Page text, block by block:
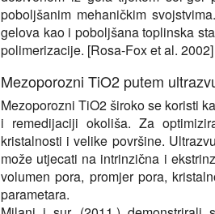
poboljšanim mehaničkim
gelova kao i poboljšana toplinska
polimerizacije. [Rosa-Fox et al. 2002]
Mezoporozni TiO2 putem
Mezoporozni TiO2 široko se koristi
i remedijaciji okoliša. Za
kristalnosti i velike površine.
može utjecati na intrinzična i
volumen pora, promjer pora,
parametara.